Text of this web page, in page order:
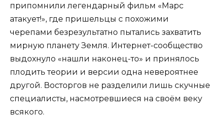
припомнили легендарный фильм «Марс
атакует!», где пришельцы с похожими
черепами безрезультатно пытались захватить
мирную планету Земля. Интернет-сообщество
выдохнуло «нашли наконец-то» и принялось
плодить теории и версии одна невероятнее
другой. Восторгов не разделили лишь скучные
специалисты, насмотревшиеся на своём веку
всякого.